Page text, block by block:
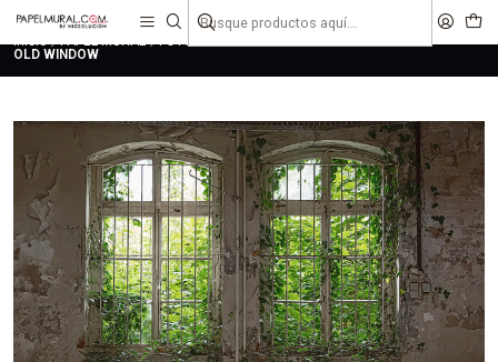
liquidaciones
Inicio PAPEL MURAL FOTOMURALES
OLD WINDOW